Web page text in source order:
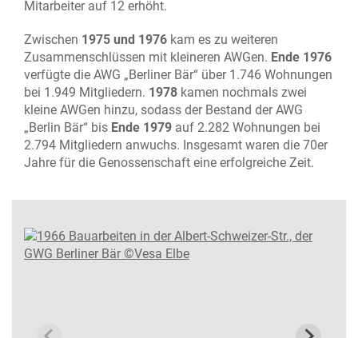
Mitarbeiter auf 12 erhöht.
Zwischen 1975 und 1976 kam es zu weiteren
Zusammenschlüssen mit kleineren AWGen. Ende 1976
verfügte die AWG „Berliner Bär“ über 1.746 Wohnungen
bei 1.949 Mitgliedern. 1978 kamen nochmals zwei
kleine AWGen hinzu, sodass der Bestand der AWG
„Berlin Bär“ bis Ende 1979 auf 2.282 Wohnungen bei
2.794 Mitgliedern anwuchs. Insgesamt waren die 70er
Jahre für die Genossenschaft eine erfolgreiche Zeit.